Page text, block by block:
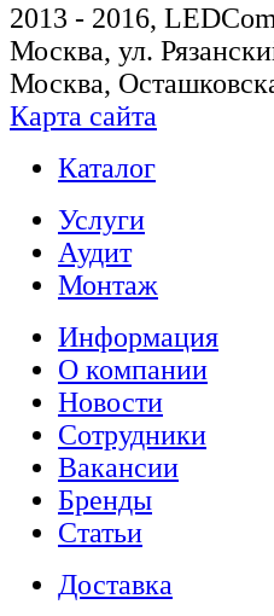
2013 - 2016,
Москва, ул.
Москва,
Карта сайта
Каталог
Услуги
Аудит
Монтаж
Информация
О компании
Новости
Сотрудники
Вакансии
Бренды
Статьи
Доставка